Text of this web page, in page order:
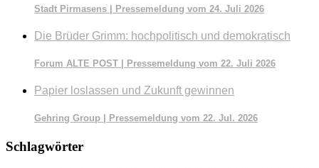
Stadt Pirmasens | Pressemeldung vom 24. Juli 2026
Die Brüder Grimm: hochpolitisch und demokratisch
Forum ALTE POST | Pressemeldung vom 22. Juli 2026
Papier loslassen und Zukunft gewinnen
Gehring Group | Pressemeldung vom 22. Jul. 2026
Schlagwörter